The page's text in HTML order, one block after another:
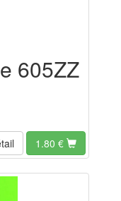
605ZZ
1.80 €